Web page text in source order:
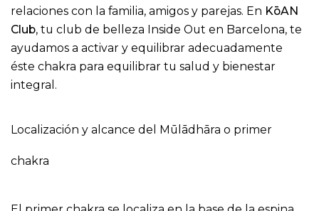
relaciones con la familia, amigos y parejas. En KōAN
Club, tu club de belleza Inside Out en Barcelona, te
ayudamos a activar y equilibrar adecuadamente
éste chakra para equilibrar tu salud y bienestar
integral.
Localización y alcance del Mūlādhāra o primer
chakra